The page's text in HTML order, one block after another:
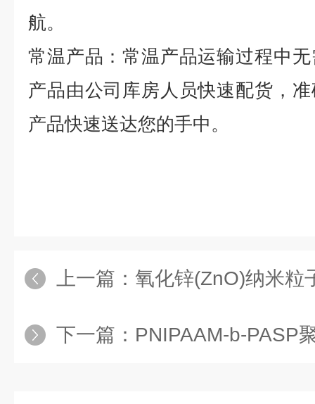
航。
常温产品：常温产品运输过程中
产品由公司库房人员快速配货，
产品快速送达您的手中。
上一篇： 氧化锌(ZnO)纳米粒
下一篇： PNIPAAM-b-PASP聚N-异丙基丙